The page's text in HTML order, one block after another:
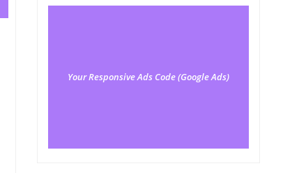
Your Responsive Ads Code (Google Ads)